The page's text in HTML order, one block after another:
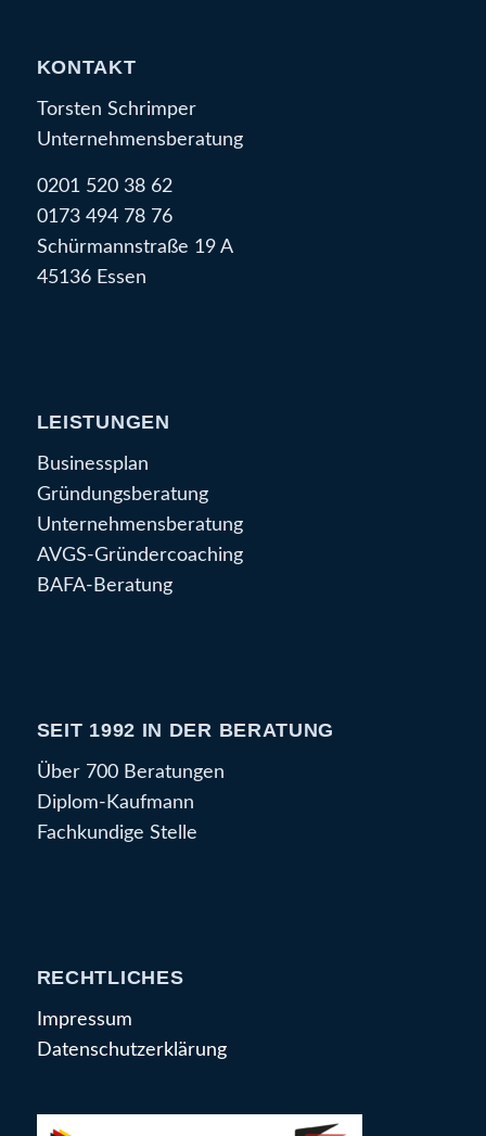
KONTAKT
Torsten Schrimper
Unternehmensberatung
0201 520 38 62
0173 494 78 76
Schürmannstraße 19 A
45136 Essen
LEISTUNGEN
Businessplan
Gründungsberatung
Unternehmensberatung
AVGS-Gründercoaching
BAFA-Beratung
SEIT 1992 IN DER BERATUNG
Über 700 Beratungen
Diplom-Kaufmann
Fachkundige Stelle
RECHTLICHES
Impressum
Datenschutzerklärung